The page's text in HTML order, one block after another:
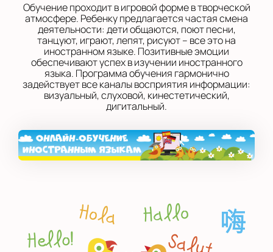
Обучение проходит в игровой форме в творческой
атмосфере. Ребенку предлагается частая смена
деятельности: дети общаются, поют песни,
танцуют, играют, лепят, рисуют – все это на
иностранном языке. Позитивные эмоции
обеспечивают успех в изучении иностранного
языка. Программа обучения гармонично
задействует все каналы восприятия информации:
визуальный, слуховой, кинестетический,
дигитальный.